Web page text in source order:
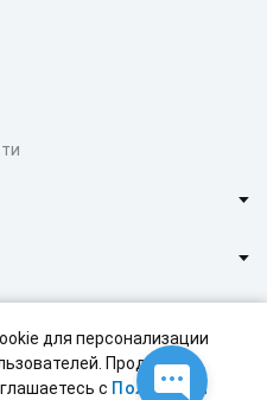
для персонализации
Продолжая
с Политикой